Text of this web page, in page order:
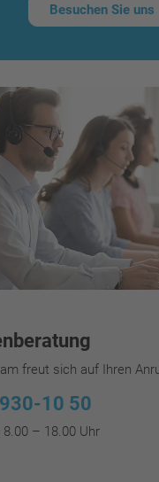
Besuchen Sie uns
freut sich auf Ihren
10 50
8.00 – 18.00 Uhr